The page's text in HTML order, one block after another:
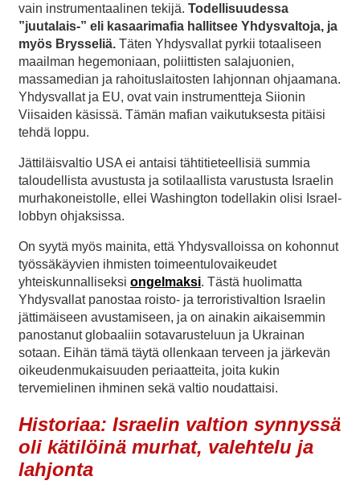
vain instrumentaalinen tekijä. Todellisuudessa
”juutalais-” eli kasaarimafia hallitsee Yhdysvaltoja, ja
myös Brysseliä. Täten Yhdysvallat pyrkii totaaliseen
maailman hegemoniaan, poliittisten salajuonien,
massamedian ja rahoituslaitosten lahjonnan ohjaamana.
Yhdysvallat ja EU, ovat vain instrumentteja Siionin
Viisaiden käsissä. Tämän mafian vaikutuksesta pitäisi
tehdä loppu.
Jättiläisvaltio USA ei antaisi tähtitieteellisiä summia
taloudellista avustusta ja sotilaallista varustusta Israelin
murhakoneistolle, ellei Washington todellakin olisi Israel-
lobbyn ohjaksissa.
On syytä myös mainita, että Yhdysvalloissa on kohonnut
työssäkäyvien ihmisten toimeentulovaikeudet
yhteiskunnalliseksi ongelmaksi. Tästä huolimatta
Yhdysvallat panostaa roisto- ja terroristivaltion Israelin
jättimäiseen avustamiseen, ja on ainakin aikaisemmin
panostanut globaaliin sotavarusteluun ja Ukrainan
sotaan. Eihän tämä täytä ollenkaan terveen ja järkevän
oikeudenmukaisuuden periaatteita, joita kukin
tervemielinen ihminen sekä valtio noudattaisi.
Historiaa: Israelin valtion synnyssä
oli kätilöinä murhat, valehtelu ja
lahjonta